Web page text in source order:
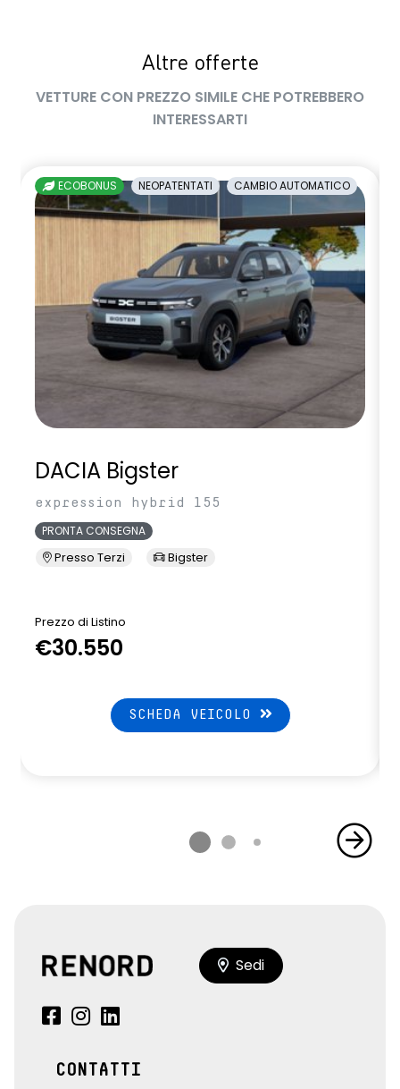
sedili posteriori ripiegabili 1/3 - 2/3
sellerie in tessuto nero melange e tessuto nero titanio con
sistema di controllo della pressione pneumatici indiretto
sistema di frenata d'emergenza attiva
sistema multimediale openR link 10.4" con Google integrato
volante in pelle
Altre offerte
VETTURE CON PREZZO SIMILE CHE POTREBBERO
INTERESSARTI
ECOBONUS NEOPATENTATI CAMBIO AUTOMATICO
DACIA Bigster
expression hybrid 155
PRONTA CONSEGNA
Presso Terzi Bigster
Prezzo di Listino
€30.550
SCHEDA VEICOLO
Sedi
CONTATTI